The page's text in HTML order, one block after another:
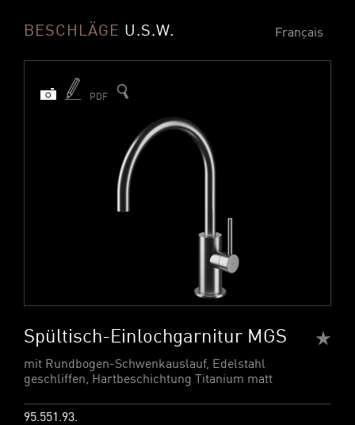
Français
BESCHLÄGE U.S.W.
PDF
Spültisch-Einlochgarnitur MGS
mit Rundbogen-Schwenkauslauf, Edelstahl
geschliffen, Hartbeschichtung Titanium matt
95.551.93.